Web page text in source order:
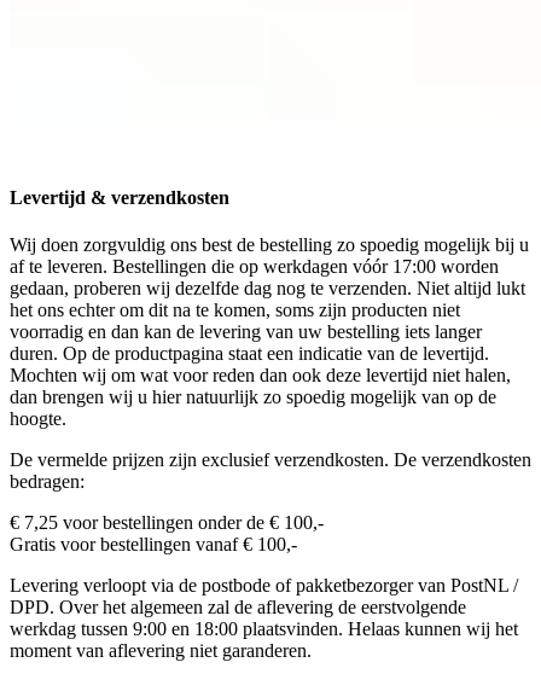
Levertijd & verzendkosten
Wij doen zorgvuldig ons best de bestelling zo spoedig mogelijk bij u
af te leveren. Bestellingen die op werkdagen vóór 17:00 worden
gedaan, proberen wij dezelfde dag nog te verzenden. Niet altijd lukt
het ons echter om dit na te komen, soms zijn producten niet
voorradig en dan kan de levering van uw bestelling iets langer
duren. Op de productpagina staat een indicatie van de levertijd.
Mochten wij om wat voor reden dan ook deze levertijd niet halen,
dan brengen wij u hier natuurlijk zo spoedig mogelijk van op de
hoogte.
De vermelde prijzen zijn exclusief verzendkosten. De verzendkosten
bedragen:
€ 7,25 voor bestellingen onder de € 100,-
Gratis voor bestellingen vanaf € 100,-
Levering verloopt via de postbode of pakketbezorger van PostNL /
DPD. Over het algemeen zal de aflevering de eerstvolgende
werkdag tussen 9:00 en 18:00 plaatsvinden. Helaas kunnen wij het
moment van aflevering niet garanderen.